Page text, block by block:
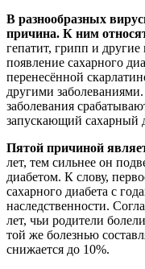
В разнообразных
причина. К ним
гепатит, грипп и
появление сахарного
перенесённой
другими
заболевания
запускающий сахарный
Пятой причиной
лет, тем сильнее он
диабетом. К слову,
сахарного диабета с
наследственности.
лет, чьи родители
той же болезнью
снижается до 10%.